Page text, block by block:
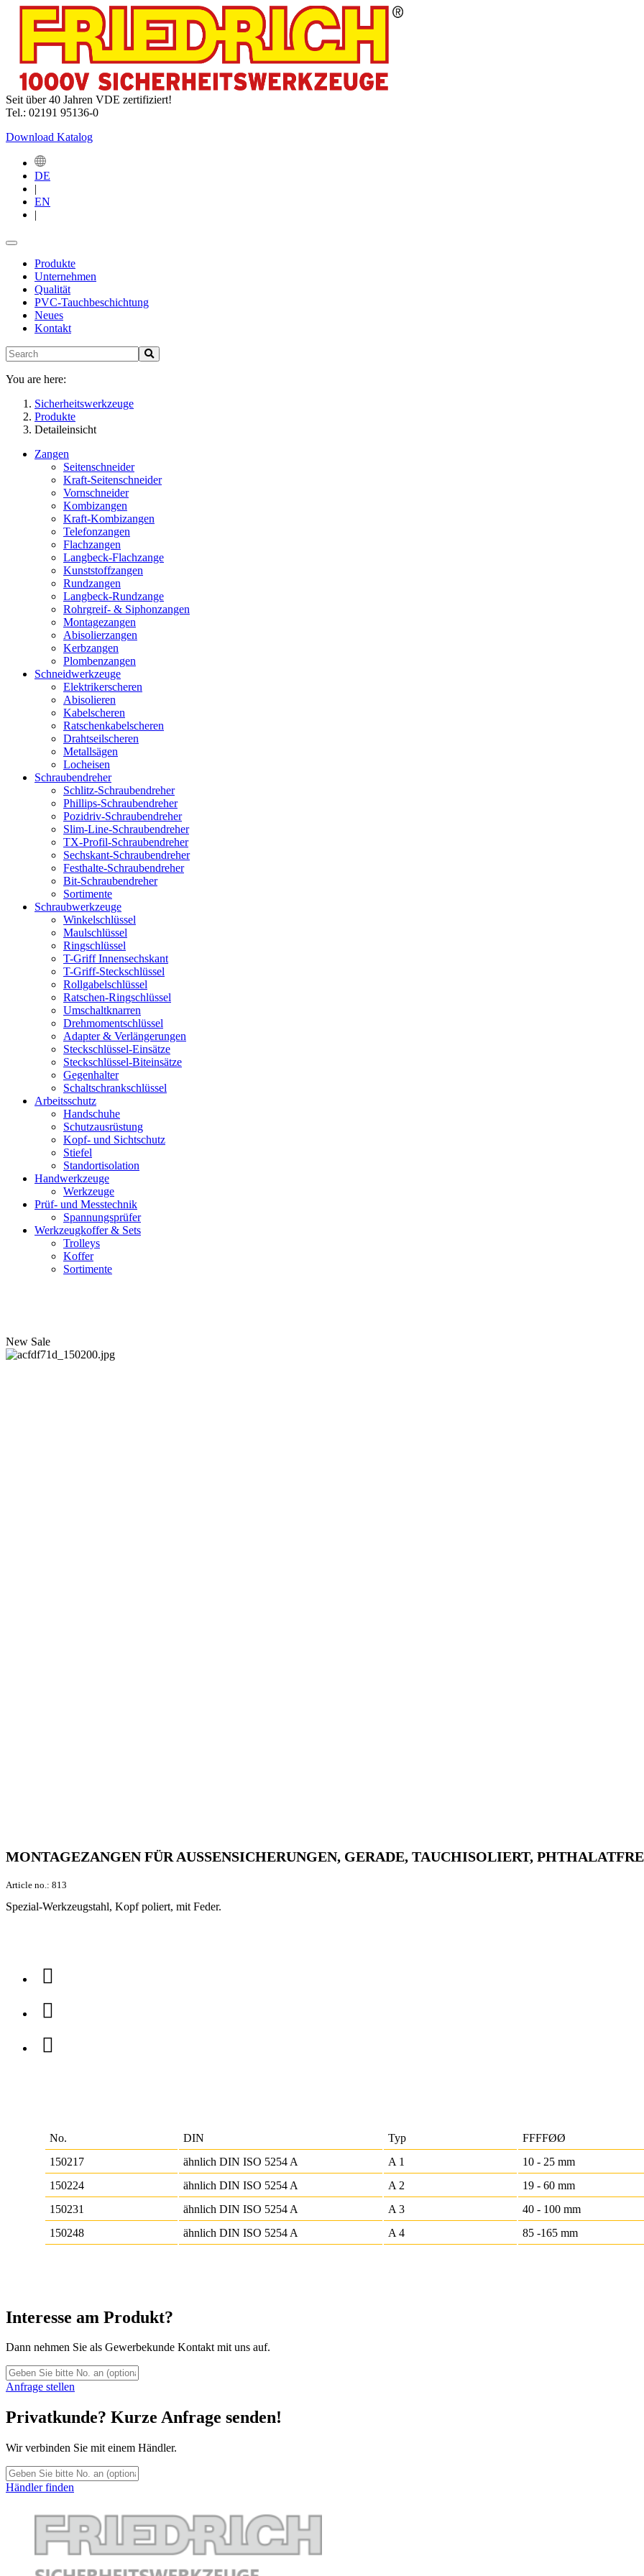
Seit über 40 Jahren VDE zertifiziert!
Tel.: 02191 95136-0
Download Katalog
DE
|
EN
|
Produkte
Unternehmen
Qualität
PVC-Tauchbeschichtung
Neues
Kontakt
You are here:
Sicherheitswerkzeuge
Produkte
Detaileinsicht
Zangen
Seitenschneider
Kraft-Seitenschneider
Vornschneider
Kombizangen
Kraft-Kombizangen
Telefonzangen
Flachzangen
Langbeck-Flachzange
Kunststoffzangen
Rundzangen
Langbeck-Rundzange
Rohrgreif- & Siphonzangen
Montagezangen
Abisolierzangen
Kerbzangen
Plombenzangen
Schneidwerkzeuge
Elektrikerscheren
Abisolieren
Kabelscheren
Ratschenkabelscheren
Drahtseilscheren
Metallsägen
Locheisen
Schraubendreher
Schlitz-Schraubendreher
Phillips-Schraubendreher
Pozidriv-Schraubendreher
Slim-Line-Schraubendreher
TX-Profil-Schraubendreher
Sechskant-Schraubendreher
Festhalte-Schraubendreher
Bit-Schraubendreher
Sortimente
Schraubwerkzeuge
Winkelschlüssel
Maulschlüssel
Ringschlüssel
T-Griff Innensechskant
T-Griff-Steckschlüssel
Rollgabelschlüssel
Ratschen-Ringschlüssel
Umschaltknarren
Drehmomentschlüssel
Adapter & Verlängerungen
Steckschlüssel-Einsätze
Steckschlüssel-Biteinsätze
Gegenhalter
Schaltschrankschlüssel
Arbeitsschutz
Handschuhe
Schutzausrüstung
Kopf- und Sichtschutz
Stiefel
Standortisolation
Handwerkzeuge
Werkzeuge
Prüf- und Messtechnik
Spannungsprüfer
Werkzeugkoffer & Sets
Trolleys
Koffer
Sortimente
New Sale
MONTAGEZANGEN FÜR AUSSENSICHERUNGEN, GERADE, TAUCHISOLIERT,
Article no.: 813
Spezial-Werkzeugstahl, Kopf poliert, mit Feder.
No. DIN Typ FFFFØØ
150217
ähnlich DIN ISO 5254 A A 1
10 - 25 mm
150224
ähnlich DIN ISO 5254 A A 2
19 - 60 mm
150231
ähnlich DIN ISO 5254 A A 3
40 - 100 mm
150248
ähnlich DIN ISO 5254 A A 4 85 -165 mm
Interesse am Produkt?
Dann nehmen Sie als Gewerbekunde Kontakt mit uns auf.
Anfrage stellen
Privatkunde? Kurze Anfrage senden!
Wir verbinden Sie mit einem Händler.
Händler finden